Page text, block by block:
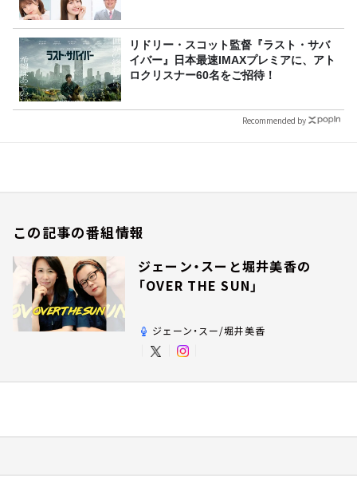
リドリー・スコット監督『ラスト・サバ
イバー』日本最速IMAXプレミアに、アト
ロクリスナー60名をご招待！
Recommended by
この記事の番組情報
ジェーン・スーと堀井美香の
「OVER THE SUN」
ジェーン・スー/堀井美香